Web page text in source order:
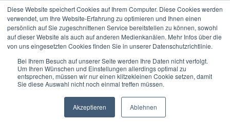
Diese Website speichert Cookies auf Ihrem Computer. Diese Cookies werden
verwendet, um Ihre Website-Erfahrung zu optimieren und Ihnen einen
persönlich auf Sie zugeschnittenen Service bereitstellen zu können, sowohl
auf dieser Website als auch auf anderen Medienkanälen. Mehr Infos über die
von uns eingesetzten Cookies finden Sie in unserer Datenschutzrichtlinie.
Bei Ihrem Besuch auf unserer Seite werden Ihre Daten nicht verfolgt.
Um Ihren Wünschen und Einstellungen allerdings optimal zu
entsprechen, müssen wir nur einen klitzekleinen Cookie setzen, damit
Sie diese Auswahl nicht noch einmal treffen müssen.
Akzeptieren Ablehnen
« Erster « zurück weiter »
Letzter »
DIATEST Sackloch-PA-Tastkopf T-FB-PA-8,50